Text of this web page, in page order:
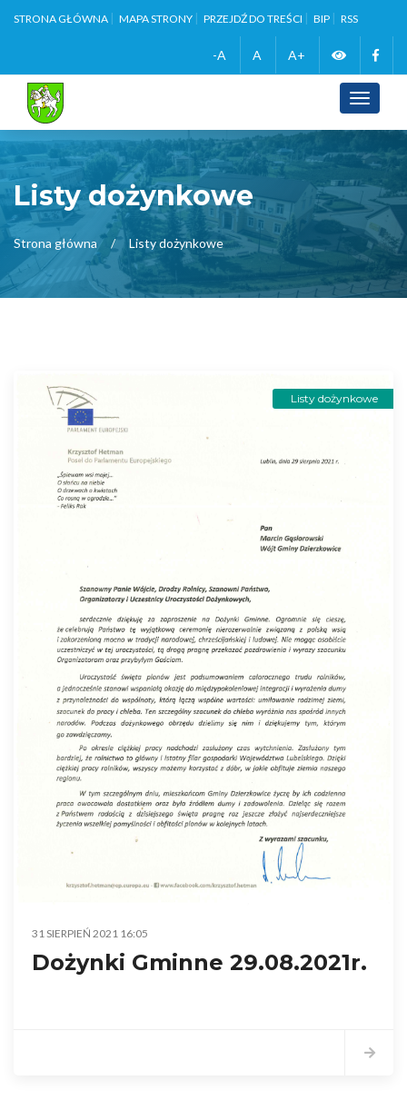
STRONA GŁÓWNA MAPA STRONY PRZEJDŹ DO TREŚCI BIP RSS
-A A A+ Zmień
wersję
Toggle
Listy dożynkowe
Strona główna Listy dożynkowe
Listy dożynkowe
31 SIERPIEŃ 2021 16:05
Dożynki Gminne 29.08.2021r.